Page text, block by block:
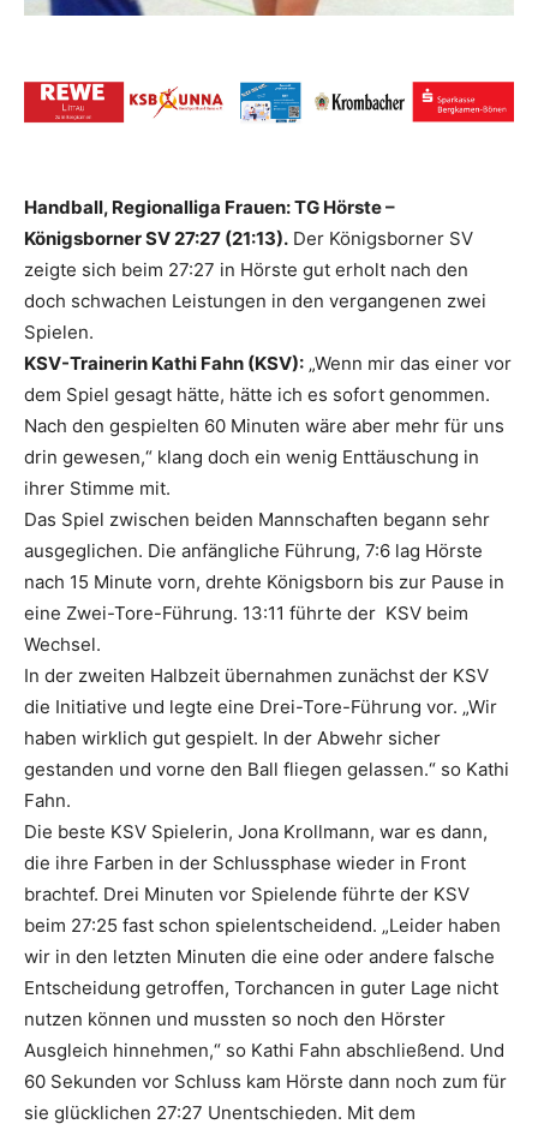
Handball, Regionalliga Frauen: TG Hörste –
Königsborner SV 27:27 (21:13). Der Königsborner SV
zeigte sich beim 27:27 in Hörste gut erholt nach den
doch schwachen Leistungen in den vergangenen zwei
Spielen.
KSV-Trainerin Kathi Fahn (KSV): „Wenn mir das einer vor
dem Spiel gesagt hätte, hätte ich es sofort genommen.
Nach den gespielten 60 Minuten wäre aber mehr für uns
drin gewesen,“ klang doch ein wenig Enttäuschung in
ihrer Stimme mit.
Das Spiel zwischen beiden Mannschaften begann sehr
ausgeglichen. Die anfängliche Führung, 7:6 lag Hörste
nach 15 Minute vorn, drehte Königsborn bis zur Pause in
eine Zwei-Tore-Führung. 13:11 führte der KSV beim
Wechsel.
In der zweiten Halbzeit übernahmen zunächst der KSV
die Initiative und legte eine Drei-Tore-Führung vor. „Wir
haben wirklich gut gespielt. In der Abwehr sicher
gestanden und vorne den Ball fliegen gelassen.“ so Kathi
Fahn.
Die beste KSV Spielerin, Jona Krollmann, war es dann,
die ihre Farben in der Schlussphase wieder in Front
brachtef. Drei Minuten vor Spielende führte der KSV
beim 27:25 fast schon spielentscheidend. „Leider haben
wir in den letzten Minuten die eine oder andere falsche
Entscheidung getroffen, Torchancen in guter Lage nicht
nutzen können und mussten so noch den Hörster
Ausgleich hinnehmen,“ so Kathi Fahn abschließend. Und
60 Sekunden vor Schluss kam Hörste dann noch zum für
sie glücklichen 27:27 Unentschieden. Mit dem